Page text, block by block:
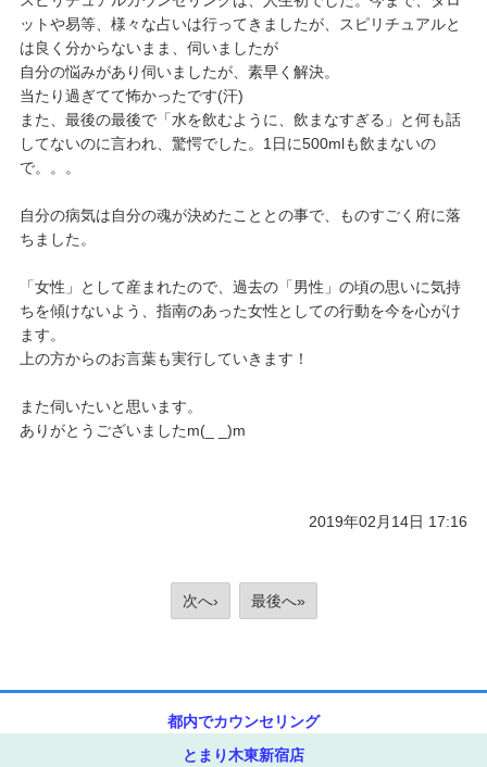
ットや易等、様々な占いは行ってきましたが、スピリチュアルと
は良く分からないまま、伺いましたが
自分の悩みがあり伺いましたが、素早く解決。
当たり過ぎてて怖かったです(汗)
また、最後の最後で「水を飲むように、飲まなすぎる」と何も話
してないのに言われ、驚愕でした。1日に500mlも飲まないの
で。。。
自分の病気は自分の魂が決めたこととの事で、ものすごく府に落
ちました。
「女性」として産まれたので、過去の「男性」の頃の思いに気持
ちを傾けないよう、指南のあった女性としての行動を今を心がけ
ます。
上の方からのお言葉も実行していきます！
また伺いたいと思います。
ありがとうございましたm(_ _)m
2019年02月14日 17:16
次へ› 最後へ»
都内でカウンセリング
とまり木東新宿店